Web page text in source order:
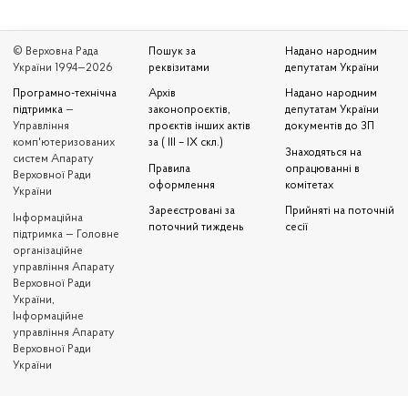
© Верховна Рада
України 1994—2026
Програмно-технічна
підтримка —
Управління
комп'ютеризованих
систем Апарату
Верховної Ради
України
Iнформаційна
підтримка — Головне
організаційне
управління Апарату
Верховної Ради
України,
Інформаційне
управління Апарату
Верховної Ради
України
Пошук за
реквізитами
Архів
законопроєктів,
проєктів інших актів
за ( III – IX скл.)
Правила
оформлення
Зареєстровані за
поточний тиждень
Надано народним
депутатам України
Надано народним
депутатам України
документів до ЗП
Знаходяться на
опрацюванні в
комітетах
Прийняті на поточній
сесії